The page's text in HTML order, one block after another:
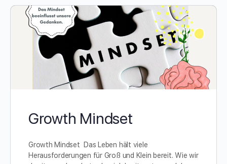
Growth Mindset
Growth Mindset Das Leben hält viele
Herausforderungen für Groß und Klein bereit. Wie wir